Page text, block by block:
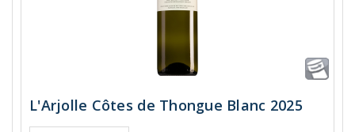
L'Arjolle Côtes de Thongue Blanc 2025